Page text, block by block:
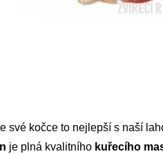
své kočce to nejlepší s naší
je plná kvalitního kuřecího